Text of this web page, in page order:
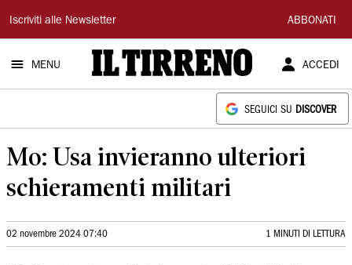
Il
Tirreno
Iscriviti alle Newsletter ABBONATI
MENU ACCEDI
SEGUICI SU DISCOVER
Mo: Usa invieranno ulteriori
schieramenti militari
02 novembre 2024 07:40 1 MINUTI DI LETTURA